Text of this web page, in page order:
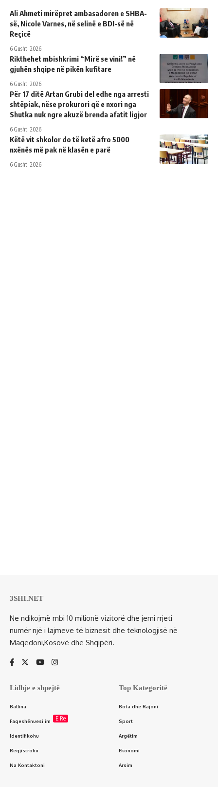
Ali Ahmeti mirëpret ambasadoren e SHBA-
së, Nicole Varnes, në selinë e BDI-së në
Reçicë
6 Gusht, 2026
Rikthehet mbishkrimi “Mirë se vini!” në
gjuhën shqipe në pikën kufitare
6 Gusht, 2026
Për 17 ditë Artan Grubi del edhe nga arresti
shtëpiak, nëse prokurori që e nxori nga
Shutka nuk ngre akuzë brenda afatit ligjor
6 Gusht, 2026
Këtë vit shkolor do të ketë afro 5000
nxënës më pak në klasën e parë
6 Gusht, 2026
3SHI.NET
Ne ndikojmë mbi 10 milionë vizitorë dhe jemi rrjeti
numër një i lajmeve të biznesit dhe teknologjisë në
Maqedoni,Kosovë dhe Shqipëri.
Lidhje e shpejtë
Ballina
Faqeshënuesi im E Re
Identifikohu
Regjistrohu
Na Kontaktoni
Top Kategoritë
Bota dhe Rajoni
Sport
Argëtim
Ekonomi
Arsim